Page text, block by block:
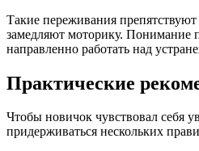
Такие переживания препятствуют
замедляют моторику. Понимание
направленно работать над
Практические
Чтобы новичок чувствовал себя
придерживаться нескольких